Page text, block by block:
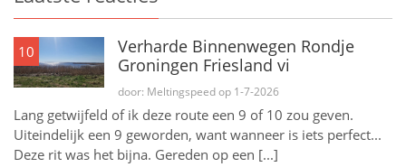
10
Verharde Binnenwegen Rondje
Groningen Friesland vi
door: Meltingspeed op 1-7-2026
Lang getwijfeld of ik deze route een 9 of 10 zou geven.
Uiteindelijk een 9 geworden, want wanneer is iets perfect...
Deze rit was het bijna. Gereden op een [...]